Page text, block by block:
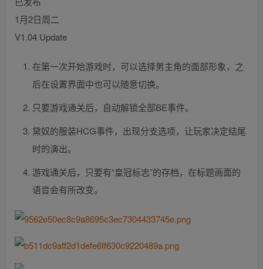
1月2日周二
V1.04 Update
在第一次开始游戏时，可以选择男主角的面部形象，之
后在设置界面中也可以随意切换。
只要游戏通关后，自动解锁全部BE事件。
黛奴的服装HCG事件，出现分支选项，让玩家决定结尾
时的演出。
游戏通关后，只要有“皇冠标志”的存档，在标题画面的
语音会有所改变。